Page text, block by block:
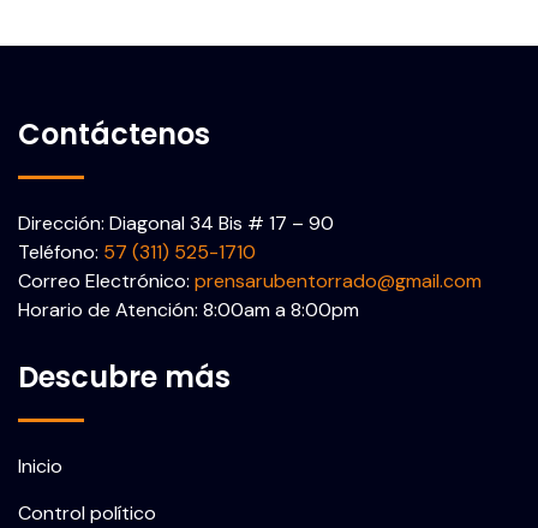
Contáctenos
Dirección: Diagonal 34 Bis # 17 – 90
Teléfono: 57 (311) 525-1710
Correo Electrónico: prensarubentorrado@gmail.com
Horario de Atención: 8:00am a 8:00pm
Descubre más
Inicio
Control político